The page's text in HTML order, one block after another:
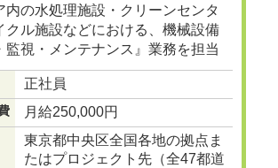
内の水処理施設・クリーンセンタ
クル施設などにおける、機械設備
監視・メンテナンス』業務を担当
を見る
正社員
月給250,000円
東京都中央区全国各地の拠点ま
たはプロジェクト先（全47都道